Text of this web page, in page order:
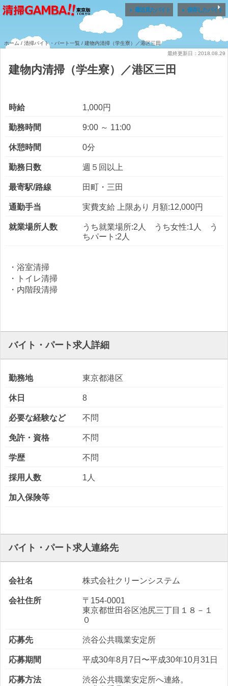
 最近見たバイト  保存したバイト
ホーム / 清掃バイト・パート一覧 / 建物内清掃（学生寮）／港区三田
最終更新日：2018.08.29
建物内清掃（学生寮）／港区三田
時給 1,000円
勤務時間 9:00 ～ 11:00
休憩時間 0分
勤務日数 週５回以上
最寄駅/路線 田町・三田
通勤手当 実費支給 上限あり 月額:12,000円
就業場所人数
うち就業場所:2人 うち女性:1人 う
ちパート:2人
・浴室清掃
・トイレ清掃
・内階段清掃
バイト・パート求人詳細
勤務地 東京都港区
休日 8
必要な経験など 不問
免許・資格 不問
学歴 不問
採用人数 1人
加入保険等
バイト・パート求人連絡先
会社名 株式会社クリーンシステム
会社住所
〒154-0001
東京都世田谷区池尻三丁目１８－１
０
応募先 渋谷公共職業安定所
応募期間 平成30年8月7日〜平成30年10月31日
応募方法
渋谷公共職業安定所へ連絡。